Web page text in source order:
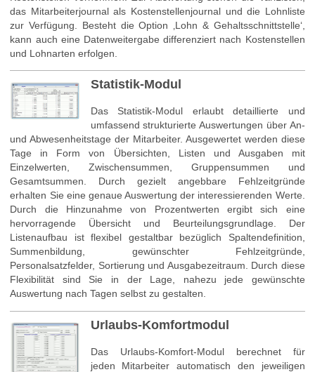
das Mitarbeiterjournal als Kostenstellenjournal und die Lohnliste
zur Verfügung. Besteht die Option ‚Lohn & Gehaltsschnittstelle‘,
kann auch eine Datenweitergabe differenziert nach Kostenstellen
und Lohnarten erfolgen.
Statistik-Modul
Das Statistik-Modul erlaubt detaillierte und
umfassend strukturierte Auswertungen über An-
und Abwesenheitstage der Mitarbeiter. Ausgewertet werden diese
Tage in Form von Übersichten, Listen und Ausgaben mit
Einzelwerten, Zwischensummen, Gruppensummen und
Gesamtsummen. Durch gezielt angebbare Fehlzeitgründe
erhalten Sie eine genaue Auswertung der interessierenden Werte.
Durch die Hinzunahme von Prozentwerten ergibt sich eine
hervorragende Übersicht und Beurteilungsgrundlage. Der
Listenaufbau ist flexibel gestaltbar bezüglich Spaltendefinition,
Summenbildung, gewünschter Fehlzeitgründe,
Personalsatzfelder, Sortierung und Ausgabezeitraum. Durch diese
Flexibilität sind Sie in der Lage, nahezu jede gewünschte
Auswertung nach Tagen selbst zu gestalten.
Urlaubs-Komfortmodul
Das Urlaubs-Komfort-Modul berechnet für
jeden Mitarbeiter automatisch den jeweiligen